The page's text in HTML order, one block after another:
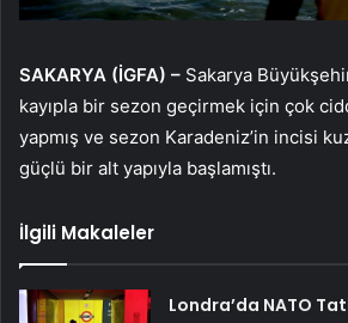
SAKARYA (İGFA) – Sakarya
kayıpla bir sezon geçirmek için çok
yapmış ve sezon Karadeniz’in incisi
güçlü bir alt yapıyla başlamıştı.
İlgili Makaleler
Londra’da NATO